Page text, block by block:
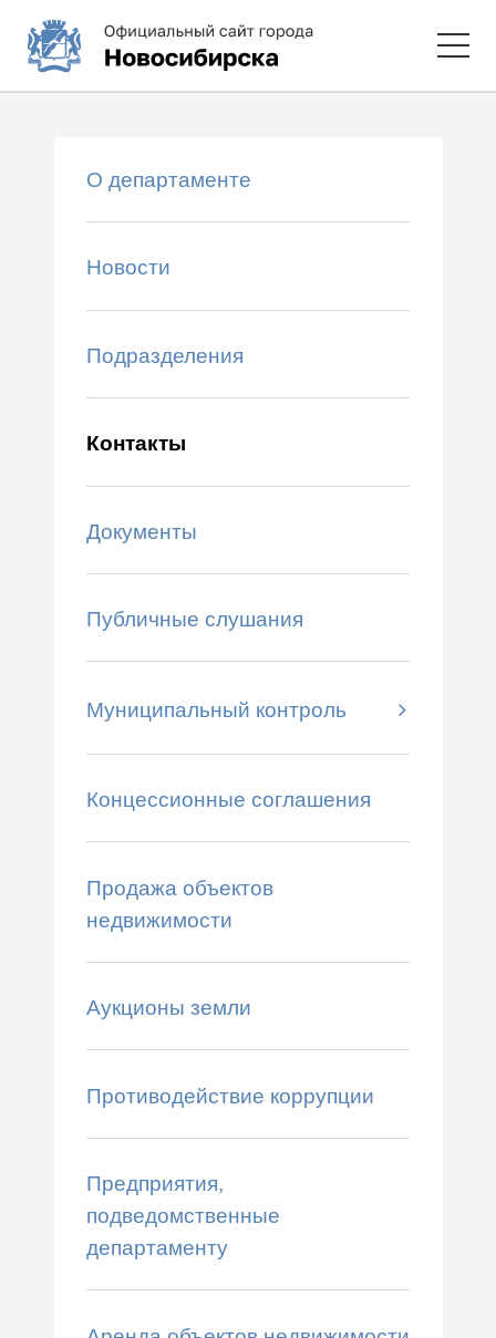
О департаменте
Новости
Подразделения
Контакты
Документы
Публичные слушания
Муниципальный контроль
Концессионные соглашения
Продажа объектов
недвижимости
Аукционы земли
Противодействие коррупции
Предприятия,
подведомственные
департаменту